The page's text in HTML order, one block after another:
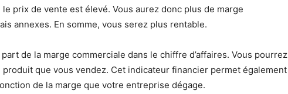
prix de vente est élevé. Vous aurez donc plus de marge
annexes. En somme, vous serez plus rentable.
de la marge commerciale dans le chiffre d’affaires. Vous pourrez
que vous vendez. Cet indicateur financier permet également
de la marge que votre entreprise dégage.